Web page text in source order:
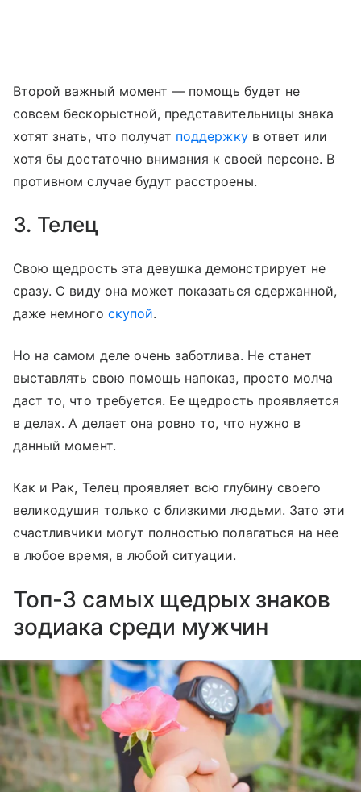
Второй важный момент — помощь будет не
совсем бескорыстной, представительницы знака
хотят знать, что получат поддержкув ответ или
хотя бы достаточно внимания к своей персоне. В
противном случае будут расстроены.
3. Телец
Свою щедрость эта девушка демонстрирует не
сразу. С виду она может показаться сдержанной,
даже немного скупой.
Но на самом деле очень заботлива. Не станет
выставлять свою помощь напоказ, просто молча
даст то, что требуется. Ее щедрость проявляется
в делах. А делает она ровно то, что нужно в
данный момент.
Как и Рак, Телец проявляет всю глубину своего
великодушия только с близкими людьми. Зато эти
счастливчики могут полностью полагаться на нее
в любое время, в любой ситуации.
Топ-3 самых щедрых знаков
зодиака среди мужчин